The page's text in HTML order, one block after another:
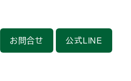
お問合せ 公式LINE